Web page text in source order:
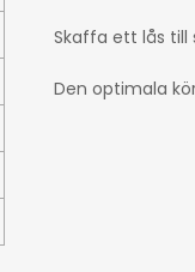
Skaffa ett lås till
Den optimala